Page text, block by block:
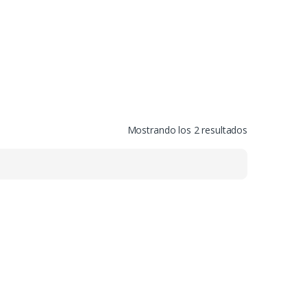
Mostrando los 2 resultados